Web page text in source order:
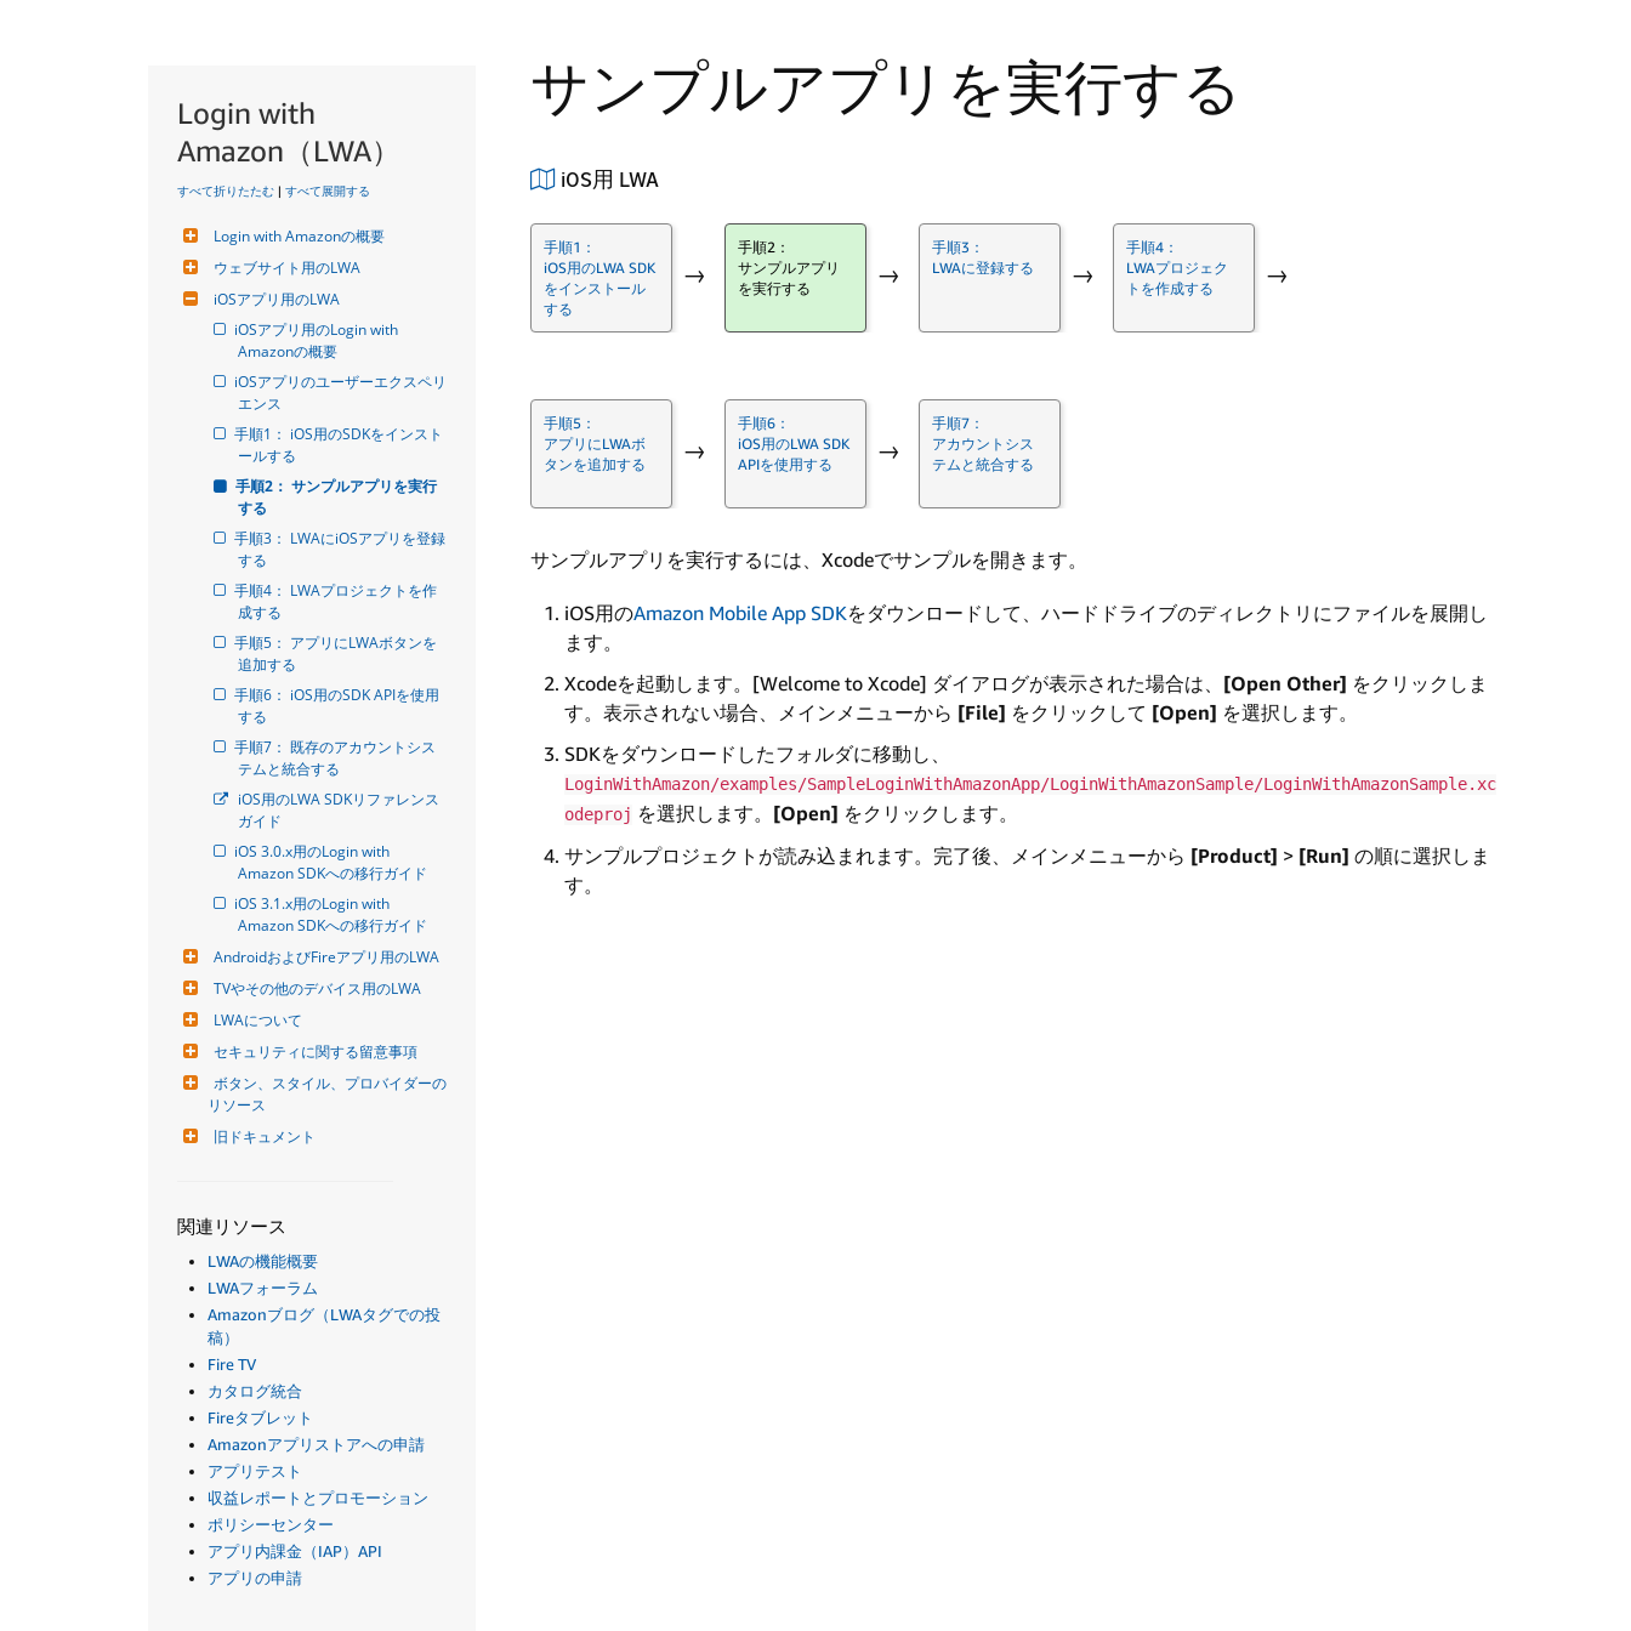
Login with
Amazon（LWA）
すべて折りたたむ | すべて展開する
Login with Amazonの概要
ウェブサイト用のLWA
iOSアプリ用のLWA
iOSアプリ用のLogin with
Amazonの概要
iOSアプリのユーザーエクスペリ
エンス
手順1： iOS用のSDKをインスト
ールする
手順2： サンプルアプリを実行
する
手順3： LWAにiOSアプリを登録
する
手順4： LWAプロジェクトを作
成する
手順5： アプリにLWAボタンを
追加する
手順6： iOS用のSDK APIを使用
する
手順7： 既存のアカウントシス
テムと統合する
iOS用のLWA SDKリファレンス
ガイド
iOS 3.0.x用のLogin with
Amazon SDKへの移行ガイド
iOS 3.1.x用のLogin with
Amazon SDKへの移行ガイド
AndroidおよびFireアプリ用のLWA
TVやその他のデバイス用のLWA
LWAについて
セキュリティに関する留意事項
ボタン、スタイル、プロバイダーの
リソース
旧ドキュメント
関連リソース
LWAの機能概要
LWAフォーラム
Amazonブログ（LWAタグでの投
稿）
Fire TV
カタログ統合
Fireタブレット
Amazonアプリストアへの申請
アプリテスト
収益レポートとプロモーション
ポリシーセンター
アプリ内課金（IAP）API
アプリの申請
サンプルアプリを実行する
iOS用 LWA
手順1：
iOS用のLWA SDK
をインストール
する
→
手順2：
サンプルアプリ
を実行する
→
手順3：
LWAに登録する
→
手順4：
LWAプロジェク
トを作成する
→
手順5：
アプリにLWAボ
タンを追加する
→
手順6：
iOS用のLWA SDK
APIを使用する
→
手順7：
アカウントシス
テムと統合する
サンプルアプリを実行するには、Xcodeでサンプルを開きます。
iOS用のAmazon Mobile App SDKをダウンロードして、ハードドライブのディレクトリにファイルを展開し
ます。
Xcodeを起動します。[Welcome to Xcode] ダイアログが表示された場合は、 [Open Other] をクリックしま
す。表示されない場合、メインメニューから [File] をクリックして [Open] を選択します。
SDKをダウンロードしたフォルダに移動し、
LoginWithAmazon/examples/SampleLoginWithAmazonApp/LoginWithAmazonSample/LoginWithAmazonSample.xc
odeproj を選択します。 [Open] をクリックします。
サンプルプロジェクトが読み込まれます。完了後、メインメニューから [Product] > [Run] の順に選択しま
す。